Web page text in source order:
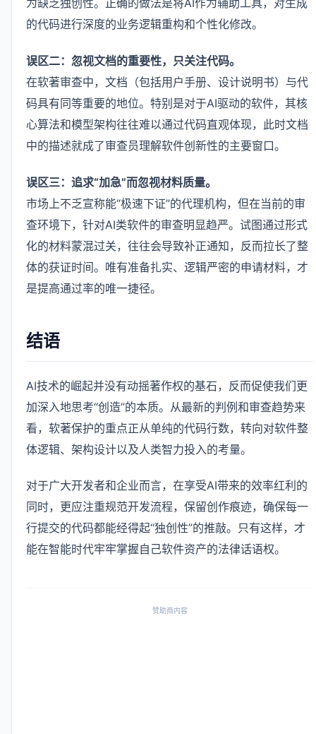
为缺乏独创性。正确的做法是将AI作为辅助工具，对生成
的代码进行深度的业务逻辑重构和个性化修改。
误区二：忽视文档的重要性，只关注代码。
在软著审查中，文档（包括用户手册、设计说明书）与代
码具有同等重要的地位。特别是对于AI驱动的软件，其核
心算法和模型架构往往难以通过代码直观体现，此时文档
中的描述就成了审查员理解软件创新性的主要窗口。
误区三：追求“加急”而忽视材料质量。
市场上不乏宣称能“极速下证”的代理机构，但在当前的审
查环境下，针对AI类软件的审查明显趋严。试图通过形式
化的材料蒙混过关，往往会导致补正通知，反而拉长了整
体的获证时间。唯有准备扎实、逻辑严密的申请材料，才
是提高通过率的唯一捷径。
结语
AI技术的崛起并没有动摇著作权的基石，反而促使我们更
加深入地思考“创造”的本质。从最新的判例和审查趋势来
看，软著保护的重点正从单纯的代码行数，转向对软件整
体逻辑、架构设计以及人类智力投入的考量。
对于广大开发者和企业而言，在享受AI带来的效率红利的
同时，更应注重规范开发流程，保留创作痕迹，确保每一
行提交的代码都能经得起“独创性”的推敲。只有这样，才
能在智能时代牢牢掌握自己软件资产的法律话语权。
赞助商内容